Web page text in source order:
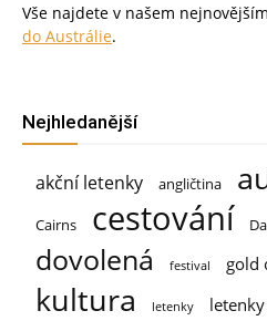
Vše najdete v našem
do Austrálie.
Nejhledanější
akční letenky angličtina
Cairns cestování
dovolená festival gold
kultura letenky